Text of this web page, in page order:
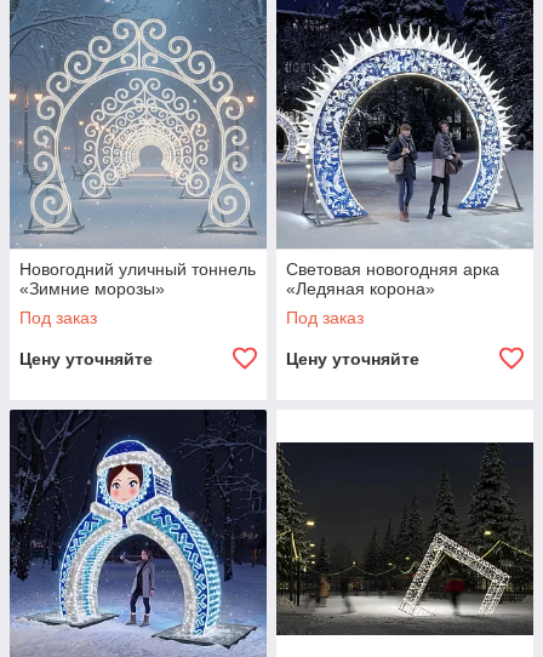
Новогодний уличный тоннель
«Зимние морозы»
Под заказ
Цену уточняйте
Световая новогодняя арка
«Ледяная корона»
Под заказ
Цену уточняйте